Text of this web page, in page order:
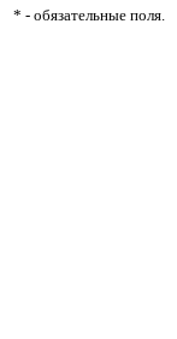
* - обязательные поля.